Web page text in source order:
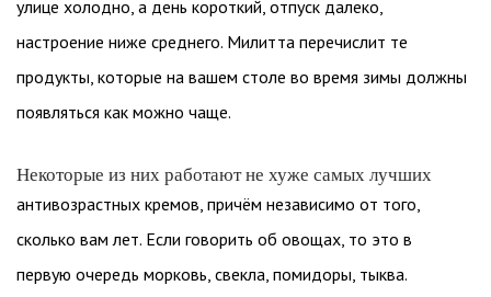
улице холодно, а день короткий, отпуск далеко,
настроение ниже среднего. Милитта перечислит те
продукты, которые на вашем столе во время зимы должны
появляться как можно чаще.
Некоторые из них работают не хуже самых лучших
антивозрастных кремов, причём независимо от того,
сколько вам лет. Если говорить об овощах, то это в
первую очередь морковь, свекла, помидоры, тыква.